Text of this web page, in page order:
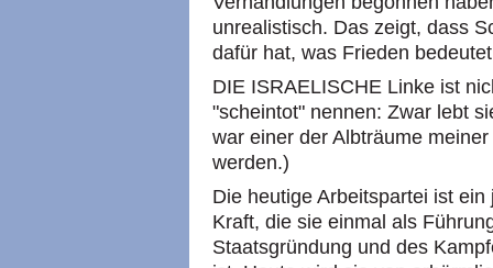
unrealistisch. Das zeigt, dass
dafür hat, was Frieden
DIE ISRAELISCHE Linke ist
"scheintot" nennen: Zwar lebt
war einer der Albträume
werden.)
Die heutige Arbeitspartei ist
Kraft, die sie einmal als
Staatsgründung und des